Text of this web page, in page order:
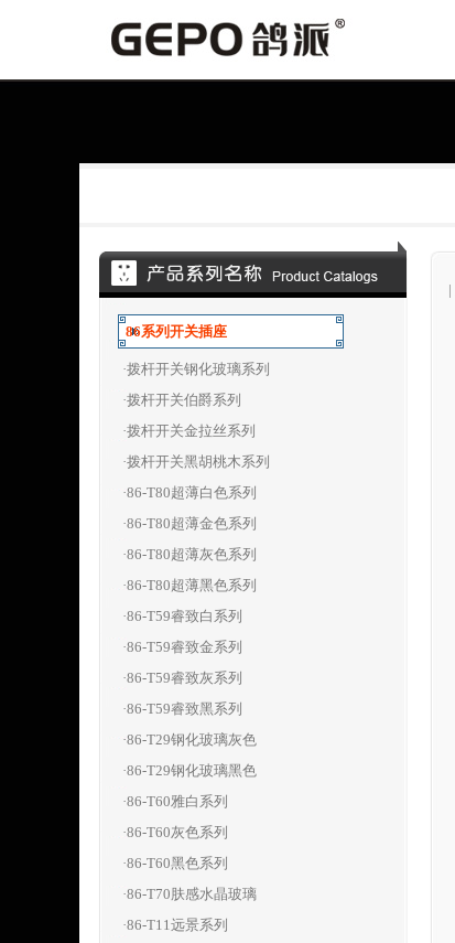
86系列开关插座
·拨杆开关钢化玻璃系列
·拨杆开关伯爵系列
·拨杆开关金拉丝系列
·拨杆开关黑胡桃木系列
·86-T80超薄白色系列
·86-T80超薄金色系列
·86-T80超薄灰色系列
·86-T80超薄黑色系列
·86-T59睿致白系列
·86-T59睿致金系列
·86-T59睿致灰系列
·86-T59睿致黑系列
·86-T29钢化玻璃灰色
·86-T29钢化玻璃黑色
·86-T60雅白系列
·86-T60灰色系列
·86-T60黑色系列
·86-T70肤感水晶玻璃
·86-T11远景系列
|